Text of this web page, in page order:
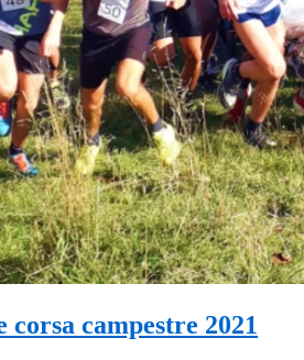
corsa campestre 2021